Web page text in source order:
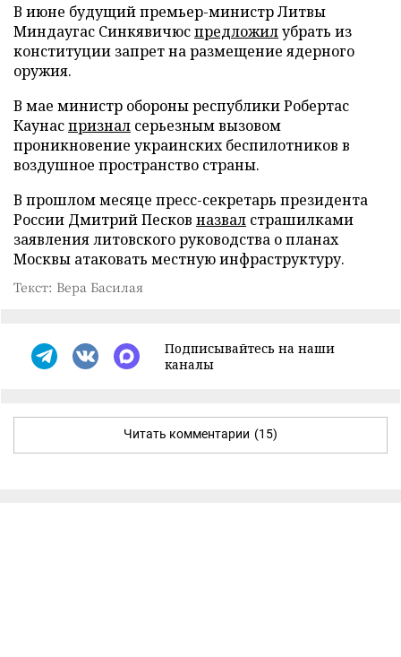
В июне будущий премьер-министр Литвы
Миндаугас Синкявичюспредложилубрать из
конституции запрет на размещение ядерного
оружия.
В мае министр обороны республики Робертас
Каунаспризнал серьезным вызовом
проникновение украинских беспилотников в
воздушное пространство страны.
В прошлом месяце пресс-секретарь президента
России Дмитрий Песков назвал страшилками
заявления литовского руководства о планах
Москвы атаковать местную инфраструктуру.
Текст: Вера Басилая
Подписывайтесь на наши
каналы
Читать комментарии (15)